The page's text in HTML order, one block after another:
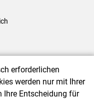
|Barrierefreiheit|
erforderlichen
werden nur mit Ihrer
Ihre Entscheidung für